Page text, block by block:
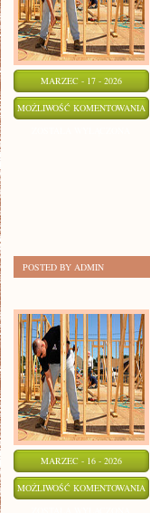
MARZEC - 17 - 2026
MOŻLIWOŚĆ KOMENTOWANIA
POSTED BY ADMIN
MARZEC - 16 - 2026
MOŻLIWOŚĆ KOMENTOWANIA